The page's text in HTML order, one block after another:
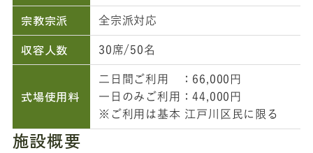
宗教宗派 全宗派対応
収容人数 30席/50名
式場使用料
二日間ご利用 ：66,000円
一日のみご利用：44,000円
※ご利用は基本 江戸川区民に限る
施設概要